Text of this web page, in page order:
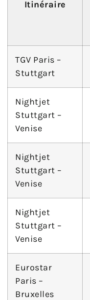
Itinéraire
TGV Paris –
Stuttgart
Nightjet
Stuttgart –
Venise
Nightjet
Stuttgart –
Venise
Nightjet
Stuttgart –
Venise
Eurostar
Paris –
Bruxelles